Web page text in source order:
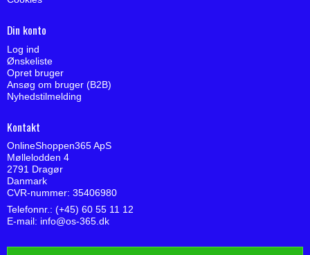
Din konto
Log ind
Ønskeliste
Opret bruger
Ansøg om bruger (B2B)
Nyhedstilmelding
Kontakt
OnlineShoppen365 ApS
Møllelodden 4
2791 Dragør
Danmark
CVR-nummer: 35406980
Telefonnr.: (+45) 60 55 11 12
E-mail: info@os-365.dk